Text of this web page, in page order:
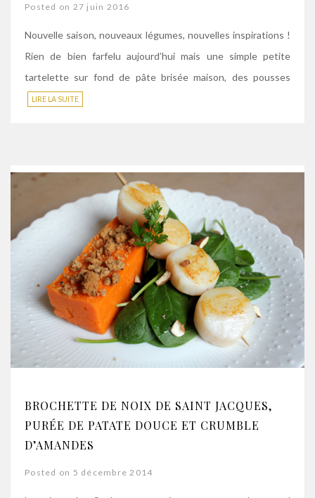
Posted on 27 juin 2016
Nouvelle saison, nouveaux légumes, nouvelles inspirations !
Rien de bien farfelu aujourd’hui mais une simple petite
tartelette sur fond de pâte brisée maison, des pousses
LIRE LA SUITE
BROCHETTE DE NOIX DE SAINT JACQUES,
PURÉE DE PATATE DOUCE ET CRUMBLE
D’AMANDES
Posted on 5 décembre 2014